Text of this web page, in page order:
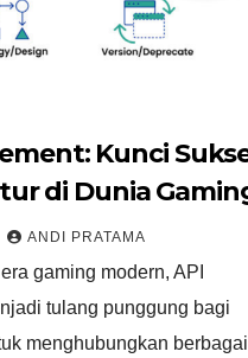
Kunci
di Dunia
ANDI PRATAMA
gaming modern, API
tulang punggung bagi
menghubungkan berbagai